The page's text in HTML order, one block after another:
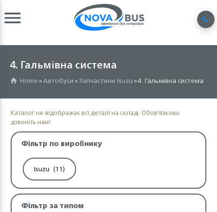
4. Гальмівна система
Home»Автобуси»Запчастини Isuzu» 4. Гальмівна система
Каталог не відображає всі деталі на складі. Обов'язково
дзвоніть нам!
Фільтр по виробнику
Isuzu (11)
Фільтр за типом